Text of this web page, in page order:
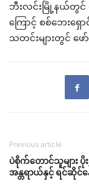
ဘီးလင်းမြို့နယ်တွင်
ကြောင့် စစ်ဘေးရှေ
သတင်းများတွင် ဖေ
Previous article
ပဲစိုက်တောင်သူများ ပိုး
အန္တရာယ်နှင့် ရင်ဆိုင်န